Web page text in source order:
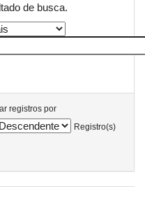
de busca.
registros por
Registro(s)